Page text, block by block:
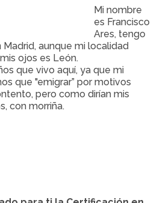
Mi nombre
es Francisco
Ares, tengo
aunque mi localidad
ojos es León.
que vivo aquí, ya que mi
que "emigrar” por motivos
pero como dirían mis
con morriña.